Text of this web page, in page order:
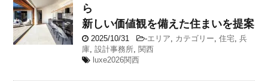
ら
新しい価値観を備えた住まいを提案
2025/10/31 -エリア, カテゴリー,住宅,兵
庫,設計事務所, 関西
luxe2026関西